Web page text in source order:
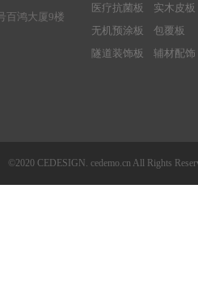
百鸿大厦9楼
医疗抗菌板
实木皮板
无机预涂板
包覆板
隧道装饰板
辅材配饰
©2020 CEDESIGN. cedemo.cn All Rights